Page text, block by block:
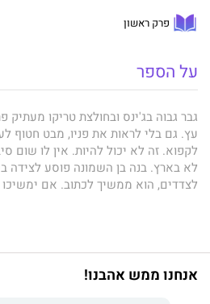
פרק ראשון
על הספר
גבר גבוה בג'ינס ובחולצת טריקו
עץ. גם בלי לראות את פניו, מבט חטוף
לקפוא. זה לא יכול להיות. אין לו שום
לא בארץ. בנה בן השמונה פוסע
לצדדים, הוא ממשיך לכתוב. אם ימשיכו
אנחנו ממש אהבנו!